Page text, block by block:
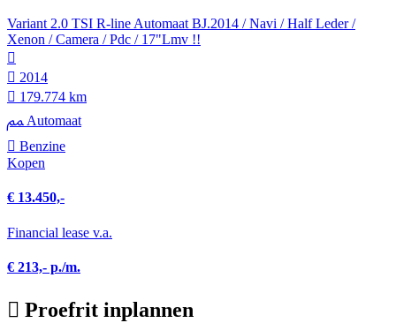
Variant 2.0 TSI R-line Automaat BJ.2014 / Navi / Half Leder /
Xenon / Camera / Pdc / 17"Lmv !!
2014
179.774 km
Automaat
Benzine
Kopen
€ 13.450,-
Financial lease v.a.
€ 213,- p./m.
Proefrit inplannen